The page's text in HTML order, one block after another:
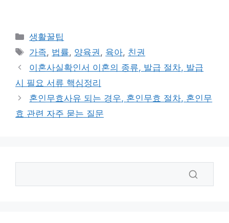
카
테
리
생활꿀팁
태
그
가족, 법률, 양육권, 육아, 친권
이혼사실확인서 이혼의 종류, 발급 절차, 발급
시 필요 서류 핵심정리
혼인무효사유 되는 경우, 혼인무효 절차, 혼인무
효 관련 자주 묻는 질문